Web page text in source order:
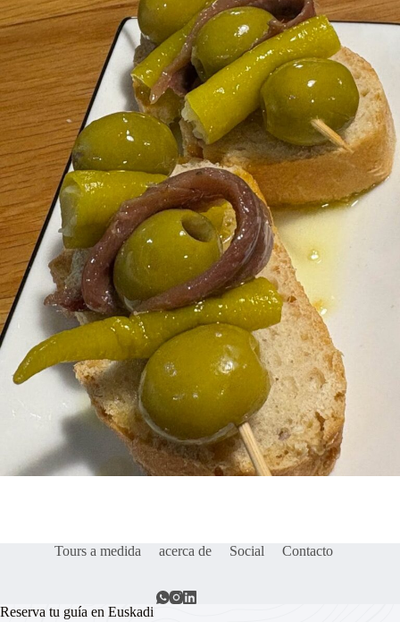
Tours a medida acerca de Social Contacto
Reserva tu guía en Euskadi